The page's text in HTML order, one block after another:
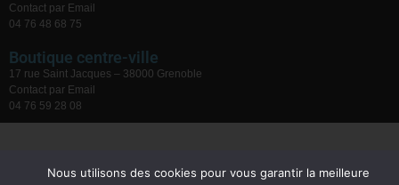
Contact par Email
04 76 48 68 75
Boutique centre-ville
17 rue Saint Jacques – 38000 Grenoble
Contact par Email
04 76 59 28 08
Nous utilisons des cookies pour vous garantir la meilleure